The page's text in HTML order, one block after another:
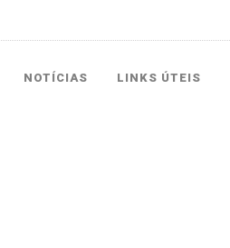
NOTÍCIAS LINKS ÚTEIS